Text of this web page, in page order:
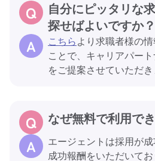
自分にピッタリな
探せばよいですか？
こちらより求職者様の
ことで、キャリアパー
をご提案させていただき
なぜ無料で利用で
エージェントは採用が
成功報酬をいただいて